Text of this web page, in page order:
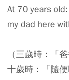
At 70 years
my dad here
（三歲時：「
十歲時：「隨便